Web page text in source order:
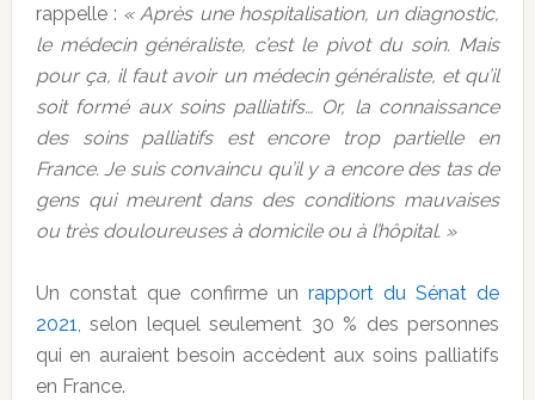
rappelle : « Après une hospitalisation, un diagnostic,
le médecin généraliste, c’est le pivot du soin. Mais
pour ça, il faut avoir un médecin généraliste, et qu’il
soit formé aux soins palliatifs… Or, la connaissance
des soins palliatifs est encore trop partielle en
France. Je suis convaincu qu’il y a encore des tas de
gens qui meurent dans des conditions mauvaises
ou très douloureuses à domicile ou à l’hôpital. »
Un constat que confirme unrapport du Sénat de
2021, selon lequel seulement 30 % des personnes
qui en auraient besoin accèdent aux soins palliatifs
en France.